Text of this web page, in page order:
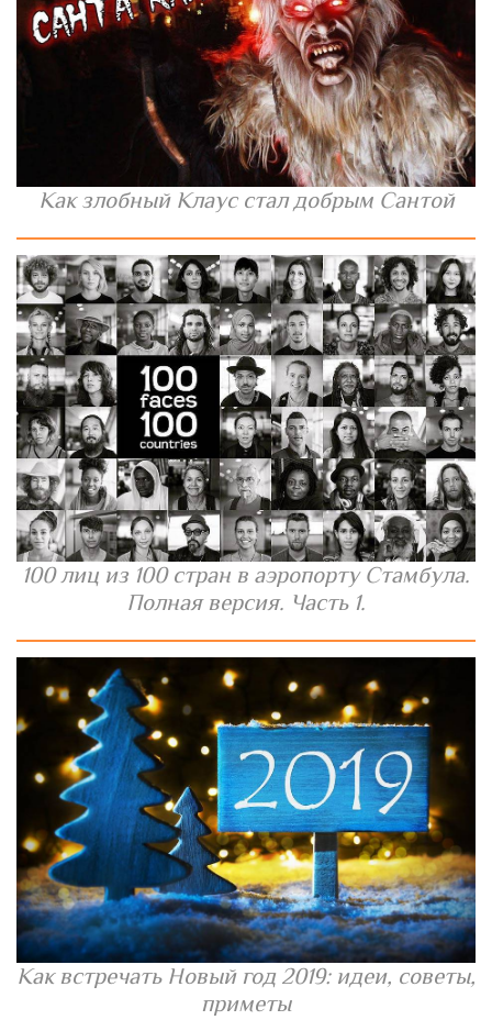
Как злобный Клаус стал добрым Сантой
100 лиц из 100 стран в аэропорту Стамбула.
Полная версия. Часть 1.
Как встречать Новый год 2019: идеи, советы,
приметы